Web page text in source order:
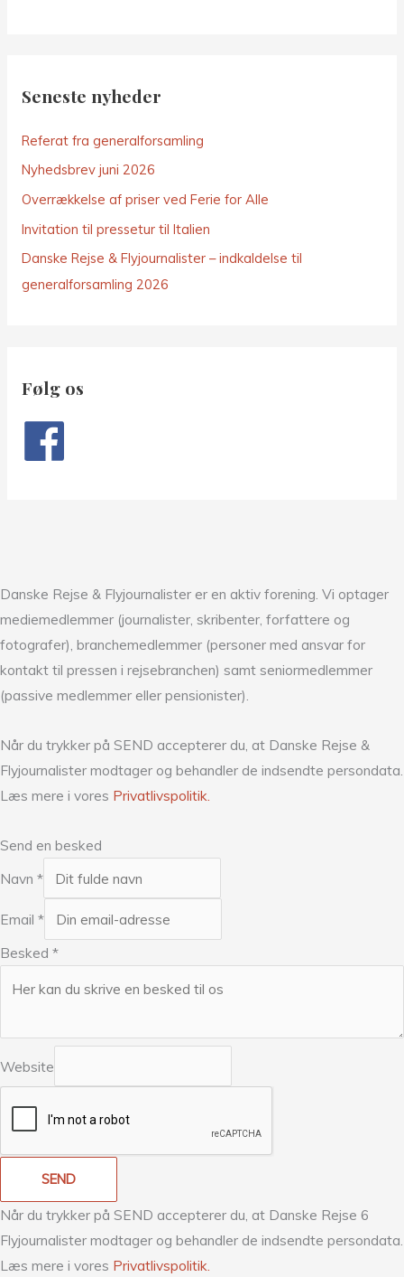
Seneste nyheder
Referat fra generalforsamling
Nyhedsbrev juni 2026
Overrækkelse af priser ved Ferie for Alle
Invitation til pressetur til Italien
Danske Rejse & Flyjournalister – indkaldelse til
generalforsamling 2026
Følg os
Danske Rejse & Flyjournalister er en aktiv forening. Vi optager
mediemedlemmer (journalister, skribenter, forfattere og
fotografer), branchemedlemmer (personer med ansvar for
kontakt til pressen i rejsebranchen) samt seniormedlemmer
(passive medlemmer eller pensionister).
Når du trykker på SEND accepterer du, at Danske Rejse &
Flyjournalister modtager og behandler de indsendte persondata.
Læs mere i vores Privatlivspolitik.
Send en besked
Navn *
Email *
Besked *
Website
SEND
Når du trykker på SEND accepterer du, at Danske Rejse 6
Flyjournalister modtager og behandler de indsendte persondata.
Læs mere i vores Privatlivspolitik.